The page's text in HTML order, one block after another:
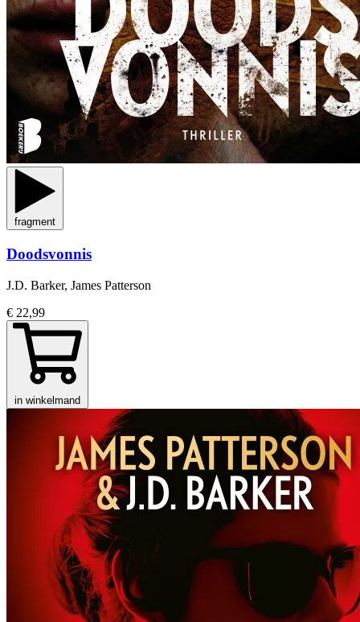
fragment
Doodsvonnis
J.D. Barker, James Patterson
€ 22,99
in winkelmand